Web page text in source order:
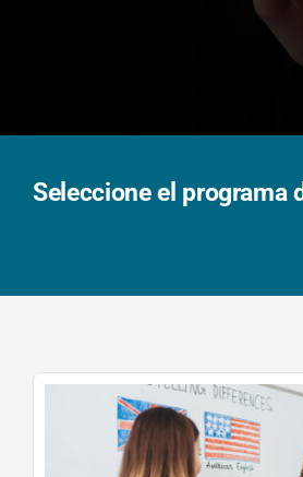
Solicita
Seleccione el programa